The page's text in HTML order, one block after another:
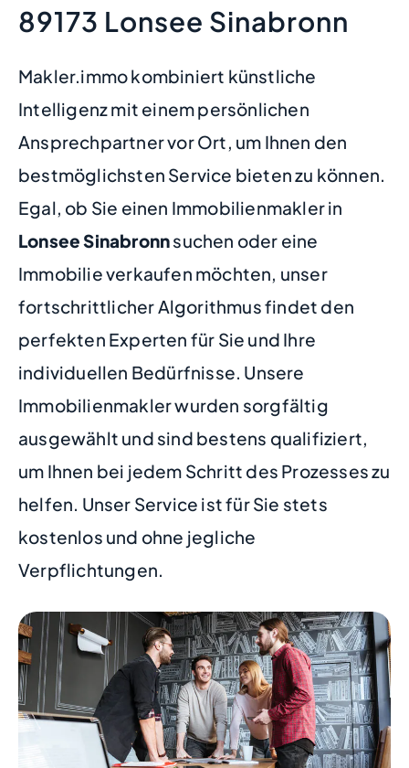
89173 Lonsee Sinabronn
Makler.immo kombiniert künstliche
Intelligenz mit einem persönlichen
Ansprechpartner vor Ort, um Ihnen den
bestmöglichsten Service bieten zu können.
Egal, ob Sie einen Immobilienmakler in
Lonsee Sinabronnsuchen oder eine
Immobilie verkaufen möchten, unser
fortschrittlicher Algorithmus findet den
perfekten Experten für Sie und Ihre
individuellen Bedürfnisse. Unsere
Immobilienmakler wurden sorgfältig
ausgewählt und sind bestens qualifiziert,
um Ihnen bei jedem Schritt des Prozesses zu
helfen. Unser Service ist für Sie stets
kostenlos und ohne jegliche
Verpflichtungen.